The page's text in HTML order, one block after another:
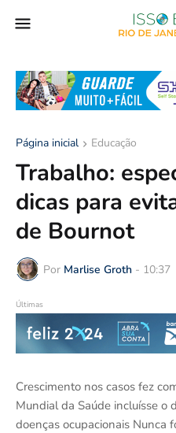
Página inicial Educação
Trabalho:
dicas para
de Bournot
Por Marlise Groth - 10:37
Últimas
Crescimento nos casos fez
Mundial da Saúde incluísse o
doenças ocupacionais Nunca